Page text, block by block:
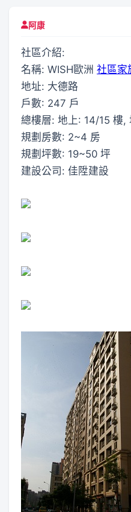
阿康
社區介紹:
名稱: WISH歐洲 社區家
地址: 大德路
戶數: 247 戶
總樓層: 地上: 14/15 樓,
規劃房數: 2~4 房
規劃坪數: 19~50 坪
建設公司: 佳陞建設